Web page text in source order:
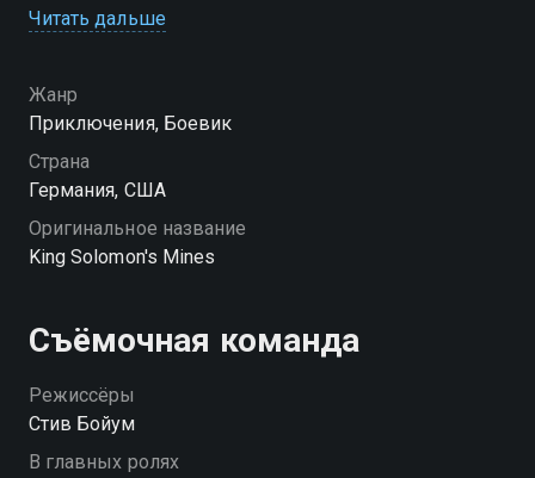
отца. Тот бесследно исчез, пытаясь отыскать
Читать дальше
Жанр
Приключения, Боевик
Страна
Германия, США
Оригинальное название
King Solomon's Mines
Съёмочная команда
Режиссёры
Стив Бойум
В главных ролях